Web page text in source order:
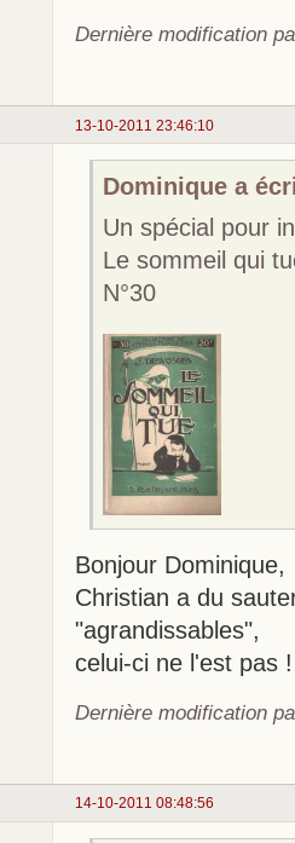
Dernière modification
13-10-2011 23:46:10
Dominique a
Un spécial pour
Le sommeil qui
N°30
Bonjour Dominique,
Christian a du
"agrandissables",
celui-ci ne l'est pas !
Dernière modification
14-10-2011 08:48:56